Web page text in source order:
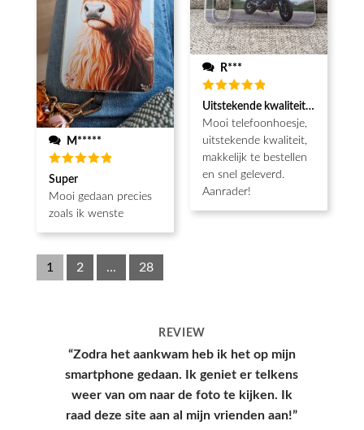
M*****
Waardering
5 uit 5
Super
Mooi gedaan precies
zoals ik wenste
R***
Waardering
5uit 5
Uitstekende kwaliteit, snel
Mooi telefoonhoesje,
uitstekende kwaliteit,
makkelijk te bestellen
en snel geleverd.
Aanrader!
1 2 ... 28
REVIEW
“Hoesje kwam snel aan en had een leuke
verpakking, hele goede kwaliteit en
mooie print.”
Yana, Den Haag